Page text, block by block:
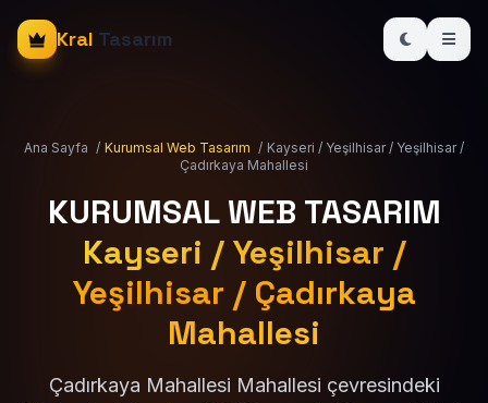
Kral Tasarım
Ana Sayfa / Kurumsal Web Tasarım / Kayseri / Yeşilhisar / Yeşilhisar /
Çadırkaya Mahallesi
KURUMSAL WEB TASARIM
Kayseri / Yeşilhisar /
Yeşilhisar / Çadırkaya
Mahallesi
Çadırkaya Mahallesi Mahallesi çevresindeki